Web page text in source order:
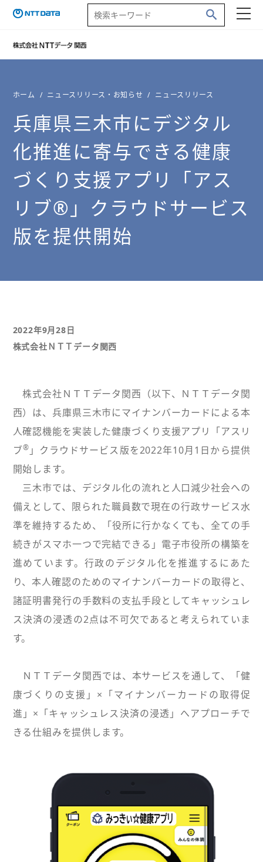
ホーム ニュースリリース・お知らせ ニュースリリース
兵庫県三木市にデジタル
化推進に寄与できる健康
づくり支援アプリ「アス
リブ® 」クラウドサービス
版を提供開始
2022年9月28日
株式会社ＮＴＴデータ関西
株式会社ＮＴＴデータ関西（以下、ＮＴＴデータ関
西）は、兵庫県三木市にマイナンバーカードによる本
人確認機能を実装した健康づくり支援アプリ「アスリ
ブ® 」クラウドサービス版を2022年10月1日から提供
開始します。
三木市では、デジタル化の流れと人口減少社会への
備えとして、限られた職員数で現在の行政サービス水
準を維持するため、「役所に行かなくても、全ての手
続きがスマホ一つで完結できる」電子市役所の構築を
進めています。行政のデジタル化を推進するにあた
り、本人確認のためのマイナンバーカードの取得と、
諸証明書発行の手数料の支払手段としてキャッシュレ
ス決済の浸透の2点は不可欠であると考えられていま
す。
ＮＴＴデータ関西では、本サービスを通して、「健
康づくりの支援」×「マイナンバーカードの取得促
進」×「キャッシュレス決済の浸透」へアプローチで
きる仕組みを提供します。